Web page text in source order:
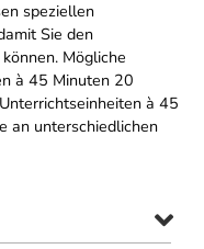
speziellen
Sie den
Mögliche
à 45 Minuten 20
à 45
an unterschiedlichen